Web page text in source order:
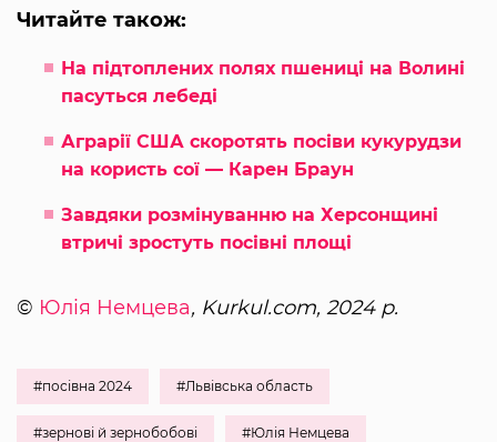
Читайте також:
На підтоплених полях пшениці на Волині
пасуться лебеді
Аграрії США скоротять посіви кукурудзи
на користь сої — Карен Браун
Завдяки розмінуванню на Херсонщині
втричі зростуть посівні площі
© Юлія Немцева, Kurkul.com, 2024 р.
#посівна 2024 #Львівська область
#зернові й зернобобові #Юлія Немцева